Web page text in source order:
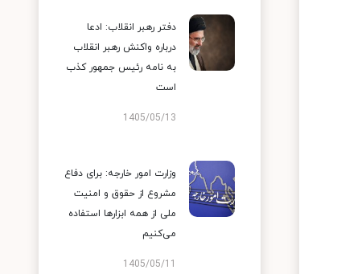
دفتر رهبر انقلاب: ادعا
درباره واکنش رهبر انقلاب
به نامه رئیس جمهور کذب
است
1405/05/13
وزارت امور خارجه: برای دفاع
مشروع از حقوق و امنیت
ملی از همه ابزارها استفاده
می‌کنیم
1405/05/11